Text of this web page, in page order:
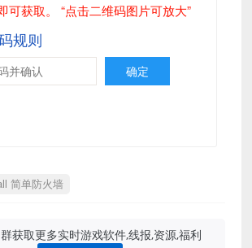
发送验证码即可获取。 “点击二维码图片可放大”
规则
简单防火墙
获取更多实时游戏软件,线报,资源,福利